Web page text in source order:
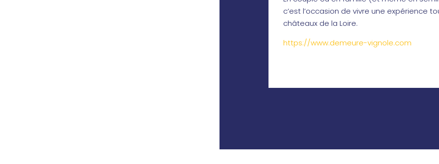
c’est l’occasion de vivre une expérience
châteaux de la Loire.
https://www.demeure-vignole.com